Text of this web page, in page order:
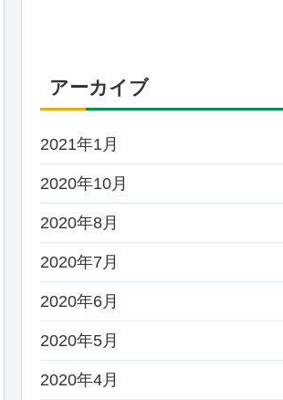
アーカイブ
2021年1月
2020年10月
2020年8月
2020年7月
2020年6月
2020年5月
2020年4月